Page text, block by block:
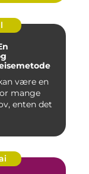
være en
mange
enten det